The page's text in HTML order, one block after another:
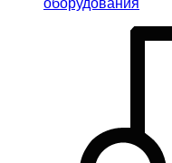
оборудования